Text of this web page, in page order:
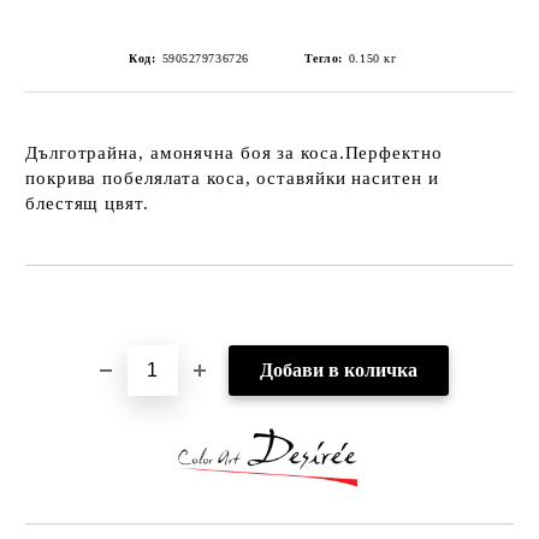
Код: 5905279736726 Тегло: 0.150 кг
Дълготрайна, амонячна боя за коса.Перфектно
покрива побелялата коса, оставяйки наситен и
блестящ цвят.